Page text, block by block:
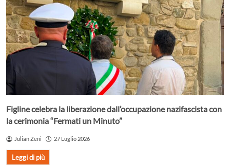
Figline celebra la liberazione dall’occupazione nazifascista con
la cerimonia “Fermati un Minuto”
Julian Zeni 27 Luglio 2026
Leggi di più